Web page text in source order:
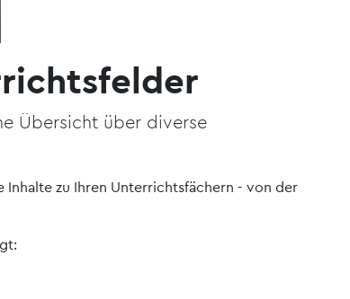
Übersicht über diverse
Inhalte zu Ihren Unterrichtsfächern - von der